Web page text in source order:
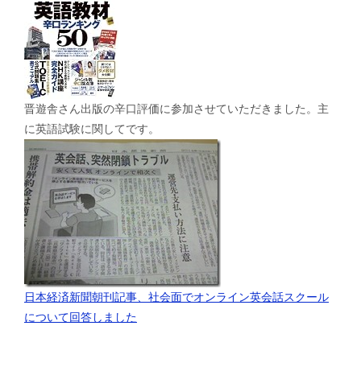
晋遊舎さん出版の辛口評価に参加させていただきました。主
に英語試験に関してです。
日本経済新聞朝刊記事、社会面でオンライン英会話スクール
について回答しました